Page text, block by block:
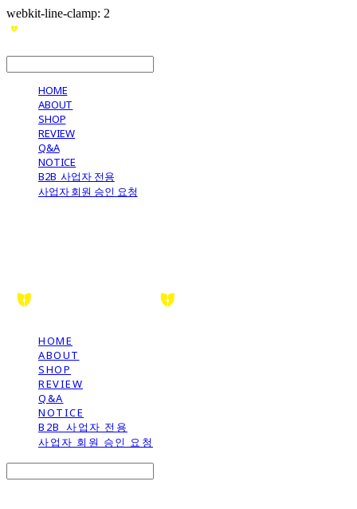
webkit-line-clamp: 2
HOME
ABOUT
SHOP
REVIEW
Q&A
NOTICE
B2B_사업자 전용
사업자 회원 승인 요청
HOME
ABOUT
SHOP
REVIEW
Q&A
NOTICE
B2B_사업자 전용
사업자 회원 승인 요청